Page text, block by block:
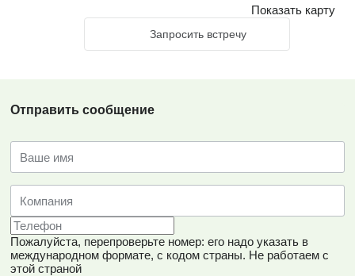
Показать карту
Запросить встречу
Отправить сообщение
Пожалуйста, перепроверьте номер: его надо указать в
международном формате, с кодом страны. Не работаем с
этой страной